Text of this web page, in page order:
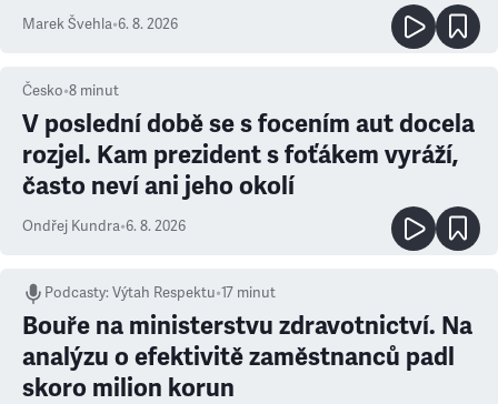
Marek Švehla•6. 8. 2026
Česko•8 minut
V poslední době se s focením aut docela
rozjel. Kam prezident s foťákem vyráží,
často neví ani jeho okolí
Ondřej Kundra•6. 8. 2026
Podcasty:Výtah Respektu•17 minut
Bouře na ministerstvu zdravotnictví. Na
analýzu o efektivitě zaměstnanců padl
skoro milion korun